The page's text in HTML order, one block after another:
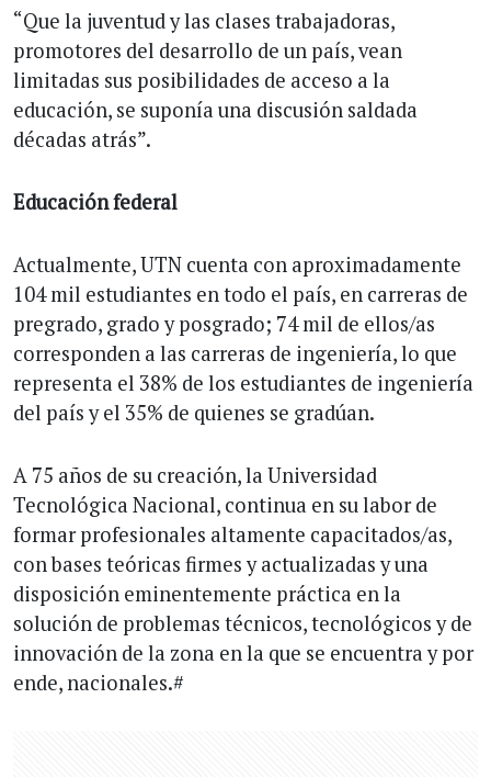
“Que la juventud y las clases trabajadoras,
promotores del desarrollo de un país, vean
limitadas sus posibilidades de acceso a la
educación, se suponía una discusión saldada
décadas atrás”.
Educación federal
Actualmente, UTN cuenta con aproximadamente
104 mil estudiantes en todo el país, en carreras de
pregrado, grado y posgrado; 74 mil de ellos/as
corresponden a las carreras de ingeniería, lo que
representa el 38% de los estudiantes de ingeniería
del país y el 35% de quienes se gradúan.
A 75 años de su creación, la Universidad
Tecnológica Nacional, continua en su labor de
formar profesionales altamente capacitados/as,
con bases teóricas firmes y actualizadas y una
disposición eminentemente práctica en la
solución de problemas técnicos, tecnológicos y de
innovación de la zona en la que se encuentra y por
ende, nacionales.#